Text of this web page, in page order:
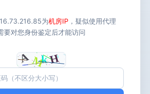
为机房IP ，疑似使用代理
要对您身份鉴定后才能访问